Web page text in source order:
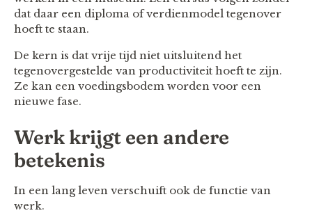
dat daar een diploma of verdienmodel tegenover
hoeft te staan.
De kern is dat vrije tijd niet uitsluitend het
tegenovergestelde van productiviteit hoeft te zijn.
Ze kan een voedingsbodem worden voor een
nieuwe fase.
Werk krijgt een andere
betekenis
In een lang leven verschuift ook de functie van
werk.